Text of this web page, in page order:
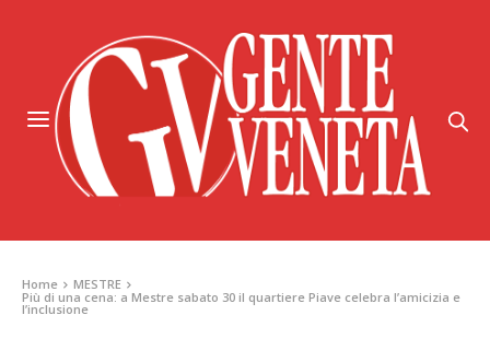
Home
MESTRE
Più di una cena: a Mestre sabato 30 il quartiere Piave celebra l’amicizia e
l’inclusione